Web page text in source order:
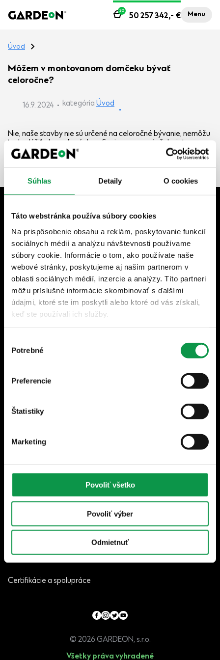
Súhlas Detaily O cookies
Táto webstránka používa súbory cookies
Na prispôsobenie obsahu a reklám, poskytovanie funkcií
sociálnych médií a analýzu návštevnosti používame
súbory cookie. Informácie o tom, ako používate naše
webové stránky, poskytujeme aj našim partnerom v
oblasti sociálnych médií, inzercie a analýzy. Títo partneri
môžu príslušné informácie skombinovať s ďalšími
údajmi, ktoré ste im poskytli alebo ktoré od vás získali,
keď ste používali ich služby.
súhlasu
Potrebné
Preferencie
Štatistiky
Marketing
Povoliť všetko
Povoliť výber
Odmietnuť
Menu
50 257 342,- €
30
Úvod
Môžem v montovanom domčeku bývať
celoročne?
16.9. 2024 kategória Úvod
Nie, naše stavby nie sú určené na celoročné bývanie, nemôžu
teda slúžiť ako rodinný dom. Svojpomocne si však viete
montovaný záhradný domček upraviť napríklad na víkendovú
chatu.
+421 903 18 18 18
shop@gardeon.sk
GARDEON, s.r.o.
Turčiansky Ďur č. 49
038 43 Turčiansky Ďur
Slovensko
Newsletter - odoberajte novinky a užitočné tipy
svojich osobných údajov podľa Zásad spracovania osobných
údajov. Beriem na vedomie, že odber môžem kedykoľvek
Za účelom zasielania newsletterov súhlasím so
spracovaním svojich osobných údajov podľa
Zásad spracovania osobných údajov
Pre zákazníkov
Certifikácie a spolupráce
Možnosti doručenia
© 2026 GARDEON, s.r.o.
Všetky práva vyhradené